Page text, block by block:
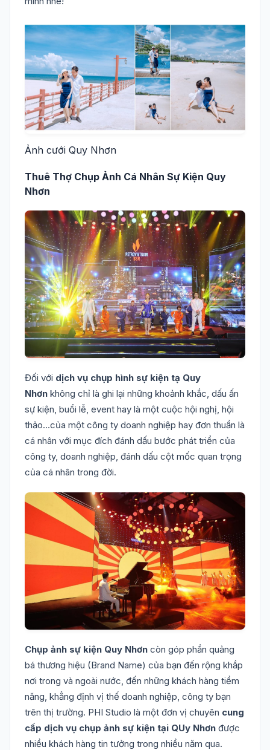
Ảnh cưới Quy Nhơn
Thuê Thợ Chụp Ảnh Cá Nhân Sự Kiện Quy
Nhơn
Đối với dịch vụ chụp hình sự kiện tạ Quy
Nhơn không chỉ là ghi lại những khoảnh khắc, dấu ấn
sự kiện, buổi lễ, event hay là một cuộc hội nghị, hội
thảo…của một công ty doanh nghiệp hay đơn thuần là
cá nhân với mục đích đánh dấu bước phát triển của
công ty, doanh nghiệp, đánh dấu cột mốc quan trọng
của cá nhân trong đời.
Chụp ảnh sự kiện Quy Nhơn còn góp phần quảng
bá thương hiệu (Brand Name) của bạn đến rộng khắp
nơi trong và ngoài nước, đến những khách hàng tiềm
năng, khẳng định vị thế doanh nghiệp, công ty bạn
trên thị trường. PHI Studio là một đơn vị chuyên cung
cấp dịch vụ chụp ảnh sự kiện tại QUy Nhơn được
nhiều khách hàng tin tưởng trong nhiều năm qua.